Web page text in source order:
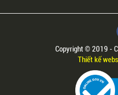
Copyright © 2019 -
Thiết kế